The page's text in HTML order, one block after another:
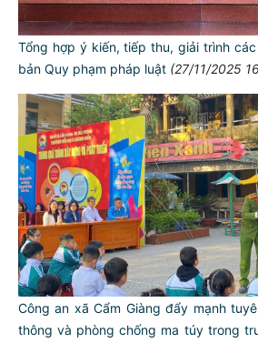
Tổng hợp ý kiến, tiếp thu, giải trình
bản Quy phạm pháp luật (27/11/2025
Công an xã Cẩm Giàng đẩy mạnh
thông và phòng chống ma túy trong